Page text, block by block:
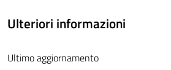
Ulteriori informazioni
Ultimo aggiornamento